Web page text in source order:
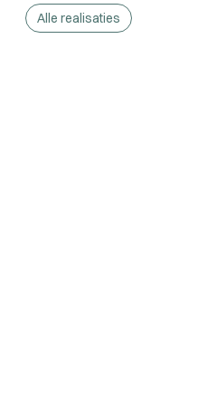
Alle realisaties